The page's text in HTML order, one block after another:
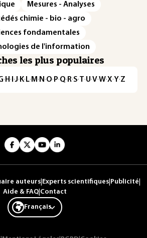
Mesures - Analyses
chimie - bio - agro
fondamentales
de l'information
les plus populaires
· H · ·J· K· L· M · N ·O· P·Q· R·S·T·U·V·W·X·Y·Z
auteurs Experts scientifiques Publicité
Aide & FAQ| Contact
Français